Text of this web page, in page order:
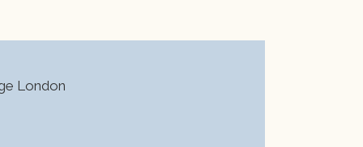
London